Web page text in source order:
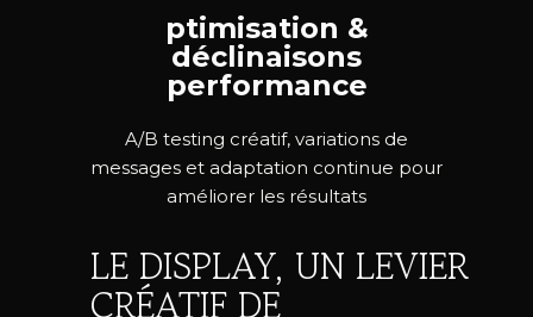
ptimisation &
déclinaisons
performance
A/B testing créatif, variations de
messages et adaptation continue pour
améliorer les résultats
LE DISPLAY, UN LEVIER
CRÉATIF DE